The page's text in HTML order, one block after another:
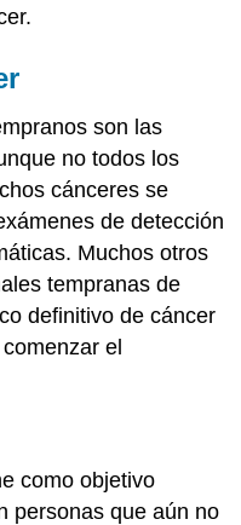
son las
no todos los
cánceres se
de detección
Muchos otros
tempranas de
definitivo de cáncer
el
como objetivo
personas que aún no